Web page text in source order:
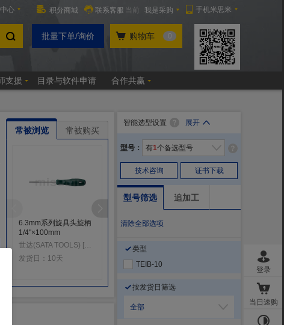
常被浏览 常被购买
6.3mm系列旋具头旋柄
1/4"×100mm
世达(SATA TOOLS) [美国]
发货日：10天
直柄型钻头 高速钢 VP-
120°）
欧士机(OSG) [日本]
发货日：当天起
智能选型设置 展开
型号： 有1个备选型号
技术咨询 证书下载
型号筛选 追加工
清除全部选项
类型
TEIB-10
按发货日筛选
全部